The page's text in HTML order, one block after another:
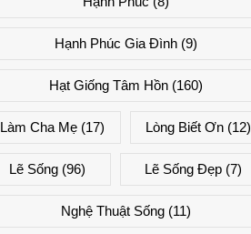
Hạnh Phúc Gia Đình(9)
Hạt Giống Tâm Hồn(160)
Làm Cha Mẹ (17) Lòng Biết Ơn(12)
Lẽ Sống (96) Lẽ Sống Đẹp(7)
Nghệ Thuật Sống(11)